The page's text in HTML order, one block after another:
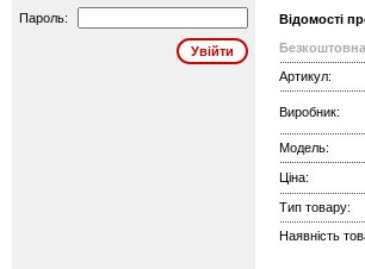
Пароль:
Відомості
Артикул:
Виробник:
Модель:
Ціна:
Тип товару:
Наявність